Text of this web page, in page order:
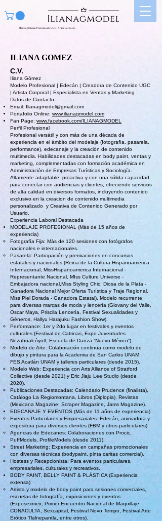
Modelo | Edecán Profesional | UGC | Artista Corporal |
ILIANA GOMEZ
C.V.
Iliana Gómez
Modelo Profesional | Edecán | Creadora de Contenido UGC
| Artista Corporal | Especialista en Ventas y Marketing
Datos de Contacto:
Email: Ilianagmodel@gmail.com
Portafolio Online: www.ilianagmodel.com
Fan Page: www.facebook.com/ILIANAGMODEL
Perfil Profesional
Profesional versátil y con más de una década de
experiencia en el ámbito del modelaje (fotografía, pasarela,
performance), edecanaje y la creación de contenido
multimedia. Habilidades destacadas en body paint, ventas y
marketing, complementadas con formación académica en
Administración de Empresas Turísticas y Sociología.
Altamente adaptable, proactiva y con una sólida capacidad
para conectar con audiencias y clientes, ofreciendo servicios
de alta calidad en diversos formatos, incluyendo contenido
exclusivo en la creacion de contenido multimedia
personalizado y Creativa de Contenido Generado por
Usuario.
Experiencia Laboral Destacada
MODELAJE PROFESIONAL (Más de 15 años de
experiencia)
Fotografía Fija: Más de 120 sesiones con fotógrafos
nacionales e internacionales.
Pasarela: Participación y premiaciones en concursos
estatales y nacionales (Reina de la Cultura Hispanoamerica
Internacional, MissHispanoamerica Internacional -
Representante Nacional, MIss Culture Universe -
Embajadora nacional,Miss Styling Chic, Diosa de la Plata -
Ganadora Nacional Mejor Oferta Turística y Traje Regional,
Miss Piel Dorada - Ganadora Estatal). Modelo recurrente
para diversas marcas de moda y lencería (Giovany del Valle,
Oscar Maya, Priscila Lencería, Festival Sexualidades y
Géneros, Hallyu Harajuku Fashion Show).
Performance: 1er y 2do lugar en festivales y eventos
culturales (Festival de Catrinas, Expo Juventudes
Nezahualcóyotl, Escuela de Danza “Nuevo México”).
Modelo de Arte: Colaboración continua como modelo de
dibujo y pintura para la Academia de San Carlos UNAM,
FES Acatlán UNAM y talleres particulares (desde 2015).
Modelo Web: Experiencia con Arts Alliance of Stratford
Collective (desde 2021) y Eric Jiaju Lee Studio (desde
2020).
Publicaciones Destacadas: Calendario Prudence (finalista),
Catálogo La Regiomontana, Libros (Diplopia), Revistas
(Mexicana Magazine, Scraper Magazine, Jams Magazine).
EDECANAJE Y EVENTOS (Más de 11 años de experiencia)
Eventos Particulares y Empresariales: Edecán, animadora y
expositora para diversos clientes (FBM y otros particulares).
Agencias de Edecanes: Colaboraciones con Procic,
PuffModels, ProfileModels (desde 2011).
Street Marketing: Experiencia en campañas promocionales
con diversas técnicas (bodypaint, pinta caritas comercial).
Hostess y Recepcionista: Para eventos particulares,
empresariales, culturales y recreativos.
BODY PAINT, BELLY PAINT & PLÁSTICA (Experiencia
extensa)
Artista y modelo de body paint para sesiones comerciales,
escuelas de fotografía, exposiciones y eventos
(Exposexmex, Primer Encuentro Nacional de Maquillaje
CONACULTA, Sexcapital, Festival Novo Tempo, Festival Arte
Erótico Tlalnepantla, entre otros).